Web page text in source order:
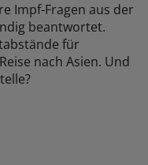
Impf-Fragen aus der
beantwortet.
für
nach Asien. Und